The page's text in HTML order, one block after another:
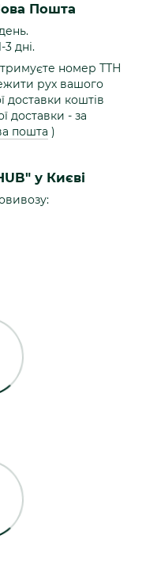
Пошта
дні.
номер ТТН
рух вашого
доставки коштів
доставки - за
пошта )
у Києві